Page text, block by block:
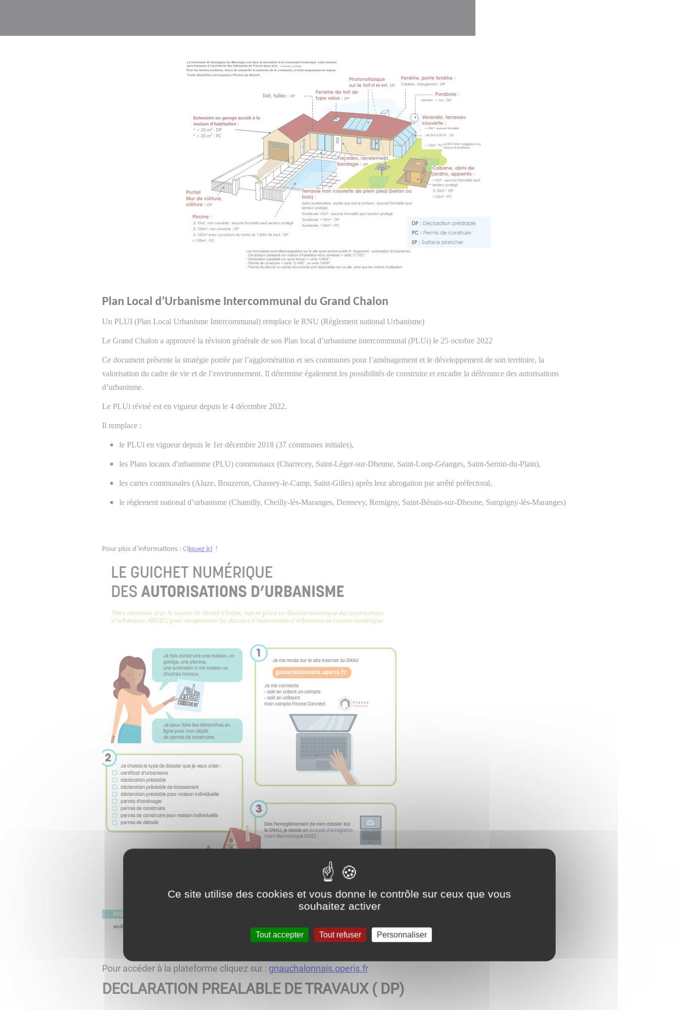
Plan Local d’Urbanisme Intercommunal du Grand Chalon
Un PLUI (Plan Local Urbanisme Intercommunal) remplace le RNU (Règlement national Urbanisme)
Le Grand Chalon a approuvé la révision générale de son Plan local d’urbanisme intercommunal (PLUi) le 25 octobre 2022
Ce document présente la stratégie portée par l’agglomération et ses communes pour l’aménagement et le développement de son territoire, la
valorisation du cadre de vie et de l’environnement. Il détermine également les possibilités de construire et encadre la délivrance des autorisations
d’urbanisme.
Le PLUi révisé est en vigueur depuis le 4 décembre 2022.
Il remplace :
le PLUi en vigueur depuis le 1er décembre 2018 (37 communes initiales),
les Plans locaux d'urbanisme (PLU) communaux (Charrecey, Saint-Léger-sur-Dheune, Saint-Loup-Géanges, Saint-Sernin-du-Plain),
les cartes communales (Aluze, Bouzeron, Chassey-le-Camp, Saint-Gilles) après leur abrogation par arrêté préfectoral,
le règlement national d’urbanisme (Chamilly, Cheilly-lès-Maranges, Dennevy, Remigny, Saint-Bérain-sur-Dheune, Sampigny-lès-Maranges)
Pour plus d’informations : Cl iquez ici!
Pour accéder à la plateforme cliquez sur : gnauchalonnais.operis.fr
DECLARATION PREALABLE DE TRAVAUX ( DP)
Ce site utilise des cookies et vous donne le contrôle sur ceux que vous
souhaitez activer
Tout accepter Tout refuser Personnaliser